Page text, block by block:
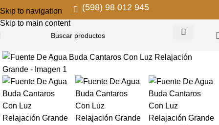
Skip to navigation
Skip to main content
(598) 98 012 945